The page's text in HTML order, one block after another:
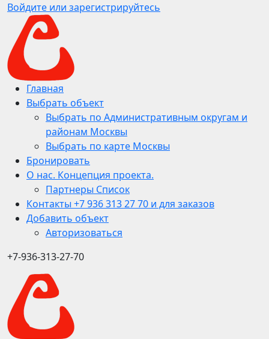
Войдите или зарегистрируйтесь
Главная
Выбрать объект
Выбрать по Административным округам и
районам Москвы
Выбрать по карте Москвы
Бронировать
О нас. Концепция проекта.
Партнеры Список
Контакты +7 936 313 27 70 и для заказов
Добавить объект
Авторизоваться
+7-936-313-27-70